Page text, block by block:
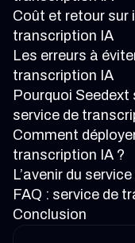
Coût et retour sur
transcription IA
Les erreurs à
transcription IA
Pourquoi Seedext
service de
Comment
transcription IA ?
L’avenir du
FAQ : service de
Conclusion